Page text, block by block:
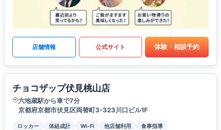
店舗情報 公式サイト 体験・相談予約
チョコザップ伏見桃山店
六地蔵駅から車で7分
京都府京都市伏見区両替町3-323川口ビル1F
ロッカー 体組成計 Wi-Fi 他店舗利用
食事指導